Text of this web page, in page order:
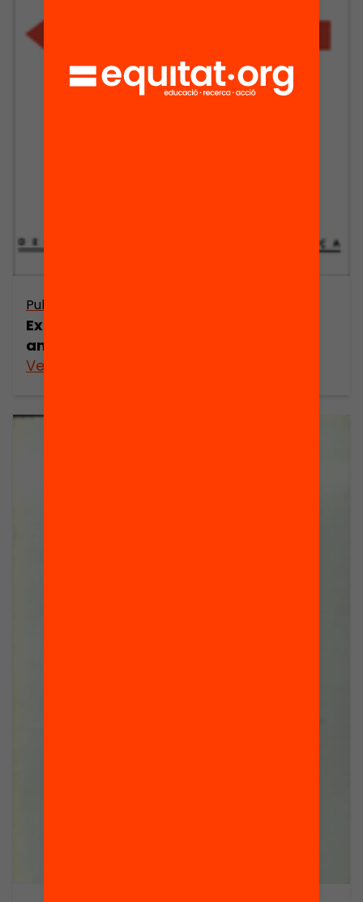
Publicació
Experiències d’educació en els valors
amb adolescents
Veure’n més